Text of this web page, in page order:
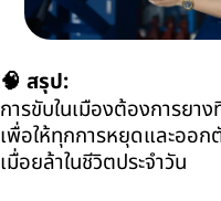
🧠 สรุป:
การขับในเมืองต้องการยา
เพื่อให้ทุกการหยุดและออก
เมื่อยล้าในชีวิตประจำวัน